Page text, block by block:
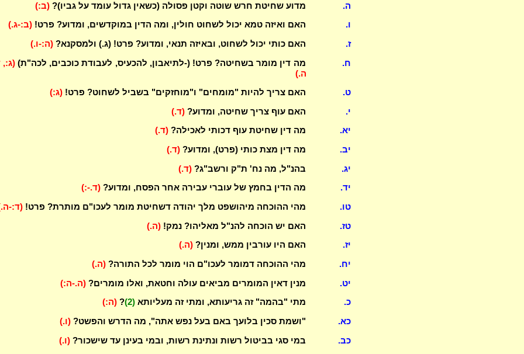
ה. מדוע שחיטת חרש שוטה וקטן פסולה (כשאין גדול עומד על גביו)?(ב:)
ו. האם ואיזה טמא יכול לשחוט חולין, ומה הדין במוקדשים, ומדוע? פרט!(ב:-ג.)
ז. האם כותי יכול לשחוט, ובאיזה תנאי, ומדוע? פרט! (ג.) ולמסקנא?(ה:-ו.)
ח. מה דין מומר בשחיטה? פרט! (-לתיאבון, להכעיס, לעבודת כוכבים, לכה"ת)(ג:,
ה.)
ט. האם צריך להיות "מומחים" ו"מוחזקים" בשביל לשחוט? פרט!(ג:)
י. האם עוף צריך שחיטה, ומדוע?(ד.)
יא. מה דין שחיטת עוף דכותי לאכילה?(ד.)
יב. מה דין מצת כותי (פרט), ומדוע?(ד.)
יג. בהנ"ל, מה נח' ת"ק ורשב"ג?(ד.)
יד. מה הדין בחמץ של עוברי עבירה אחר הפסח, ומדוע?(ד.-:)
טו. מהי ההוכחה מיהושפט מלך יהודה דשחיטת מומר לעכו"ם מותרת? פרט!(ד:-
טז. האם יש הוכחה להנ"ל מאליהו? נמק!(ה.)
יז. האם היו עורבין ממש, ומנין?(ה.)
יח. מהי ההוכחה דמומר לעכו"ם הוי מומר לכל התורה?(ה.)
יט. מנין דאין המומרים מביאים עולה וחטאת, ואלו מומרים?(ה.-ה:)
כ. מתי "בהמה" זה גריעותא, ומתי זה מעליותא(2)
?(ה:)
כא. "ושמת סכין בלועך באם בעל נפש אתה", מה הדרש והפשט?(ו.)
כב. במי סגי בביטול רשות ונתינת רשות, ובמי בעינן עד שישכור?(ו.)